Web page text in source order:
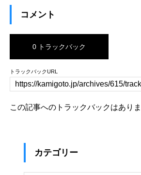
コメント
0 トラックバック
トラックバックURL
この記事へのトラックバックはありま
カテゴリー